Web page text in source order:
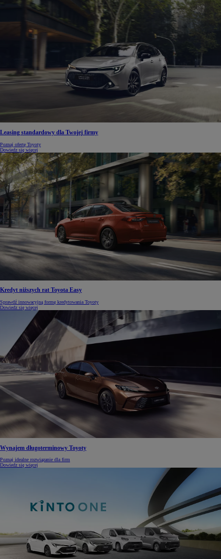
Leasing standardowy dla Twojej firmy
Poznaj ofertę Toyoty
Dowiedz się więcej
Kredyt niższych rat Toyota Easy
Sprawdź innowacyjną formę kredytowania Toyoty
Dowiedz się więcej
Wynajem długoterminowy Toyoty
Poznaj idealne rozwiązanie dla firm
Dowiedz się więcej